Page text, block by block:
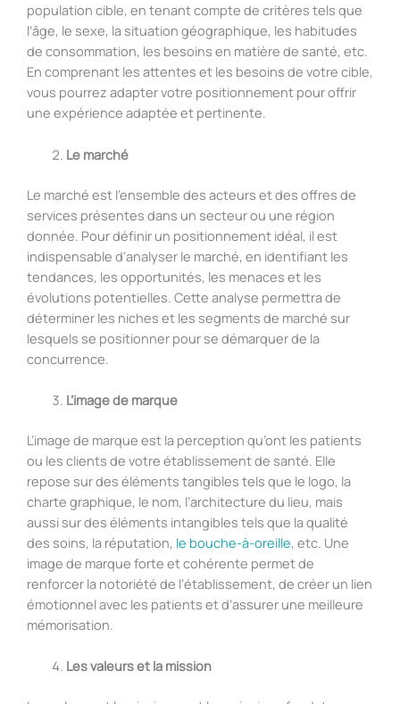
population cible, en tenant compte de critères tels que
l’âge, le sexe, la situation géographique, les habitudes
de consommation, les besoins en matière de santé, etc.
En comprenant les attentes et les besoins de votre cible,
vous pourrez adapter votre positionnement pour offrir
une expérience adaptée et pertinente.
Le marché
Le marché est l’ensemble des acteurs et des offres de
services présentes dans un secteur ou une région
donnée. Pour définir un positionnement idéal, il est
indispensable d’analyser le marché, en identifiant les
tendances, les opportunités, les menaces et les
évolutions potentielles. Cette analyse permettra de
déterminer les niches et les segments de marché sur
lesquels se positionner pour se démarquer de la
concurrence.
L’image de marque
L’image de marque est la perception qu’ont les patients
ou les clients de votre établissement de santé. Elle
repose sur des éléments tangibles tels que le logo, la
charte graphique, le nom, l’architecture du lieu, mais
aussi sur des éléments intangibles tels que la qualité
des soins, la réputation, le bouche-à-oreille, etc. Une
image de marque forte et cohérente permet de
renforcer la notoriété de l’établissement, de créer un lien
émotionnel avec les patients et d’assurer une meilleure
mémorisation.
Les valeurs et la mission